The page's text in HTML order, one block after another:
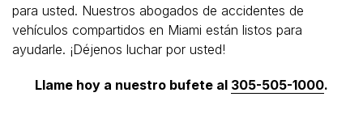
para usted. Nuestros abogados de accidentes de
vehículos compartidos en Miami están listos para
ayudarle. ¡Déjenos luchar por usted!
Llame hoy a nuestro bufete al 305-505-1000.